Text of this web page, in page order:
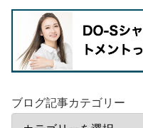
ブログ記事カテゴリー